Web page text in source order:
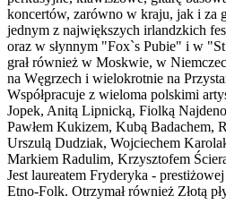
koncertów, zarówno w kraju, jak i za
jednym z największych irlandzkich
oraz w słynnym "Fox`s Pubie" i w
grał również w Moskwie, w
na Węgrzech i wielokrotnie na
Współpracuje z wieloma polskimi
Jopek, Anitą Lipnicką, Fiolką
Pawłem Kukizem, Kubą Badachem,
Urszulą Dudziak, Wojciechem
Markiem Radulim, Krzysztofem
Jest laureatem Fryderyka -
Etno-Folk. Otrzymał również Złotą